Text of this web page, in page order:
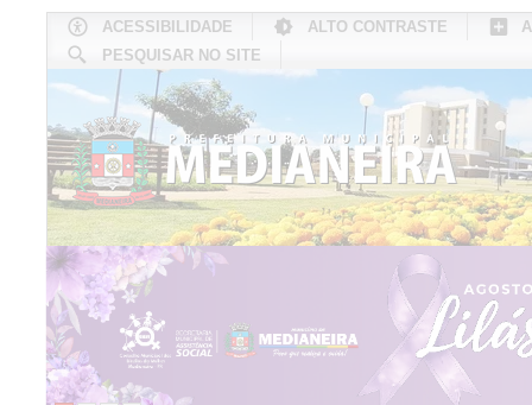
ACESSIBILIDADE ALTO CONTRASTE
PESQUISAR NO SITE
CONHEÇA MEDIANEIRA